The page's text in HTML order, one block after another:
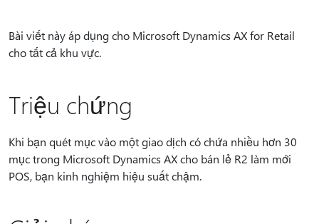
Bài viết này áp dụng cho Microsoft Dynamics AX for Retail
cho tất cả khu vực.
Triệu chứng
Khi bạn quét mục vào một giao dịch có chứa nhiều hơn 30
mục trong Microsoft Dynamics AX cho bán lẻ R2 làm mới
POS, bạn kinh nghiệm hiệu suất chậm.